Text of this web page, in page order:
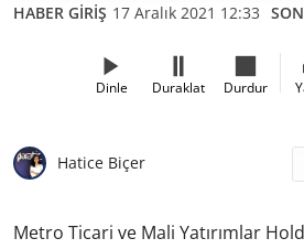
HABER GİRİŞ 17 Aralık 2021 12:33
Dinle Duraklat Durdur
Hatice Biçer
Metro Ticari ve Mali Yatırımlar